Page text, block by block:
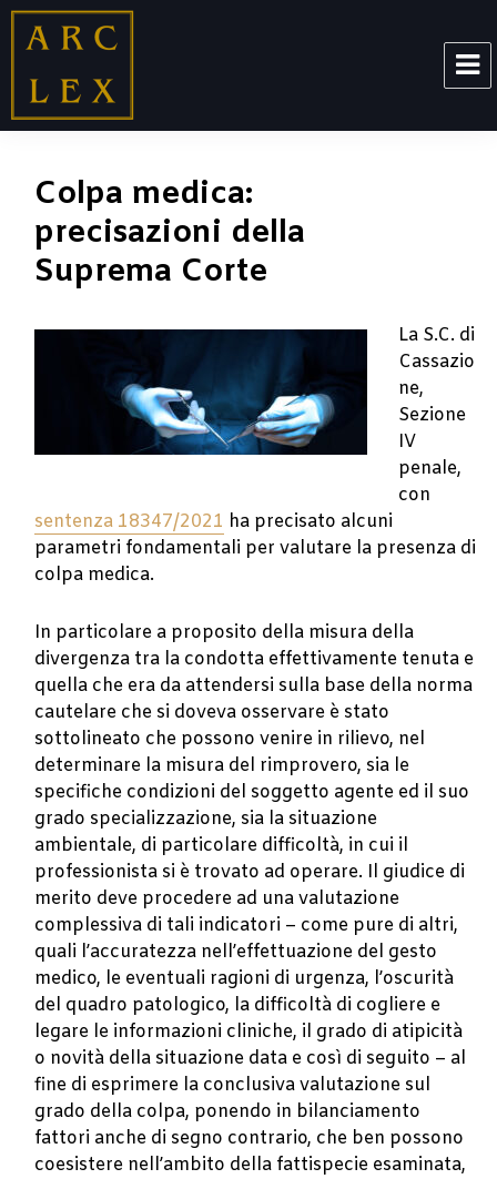
ARCLEX
Colpa medica:
precisazioni della
Suprema Corte
La S.C. di
Cassazio
ne,
Sezione
IV
penale,
con
sentenza 18347/2021 ha precisato alcuni
parametri fondamentali per valutare la presenza di
colpa medica.
In particolare a proposito della misura della
divergenza tra la condotta effettivamente tenuta e
quella che era da attendersi sulla base della norma
cautelare che si doveva osservare è stato
sottolineato che possono venire in rilievo, nel
determinare la misura del rimprovero, sia le
specifiche condizioni del soggetto agente ed il suo
grado specializzazione, sia la situazione
ambientale, di particolare difficoltà, in cui il
professionista si è trovato ad operare. Il giudice di
merito deve procedere ad una valutazione
complessiva di tali indicatori – come pure di altri,
quali l’accuratezza nell’effettuazione del gesto
medico, le eventuali ragioni di urgenza, l’oscurità
del quadro patologico, la difficoltà di cogliere e
legare le informazioni cliniche, il grado di atipicità
o novità della situazione data e così di seguito – al
fine di esprimere la conclusiva valutazione sul
grado della colpa, ponendo in bilanciamento
fattori anche di segno contrario, che ben possono
coesistere nell’ambito della fattispecie esaminata,